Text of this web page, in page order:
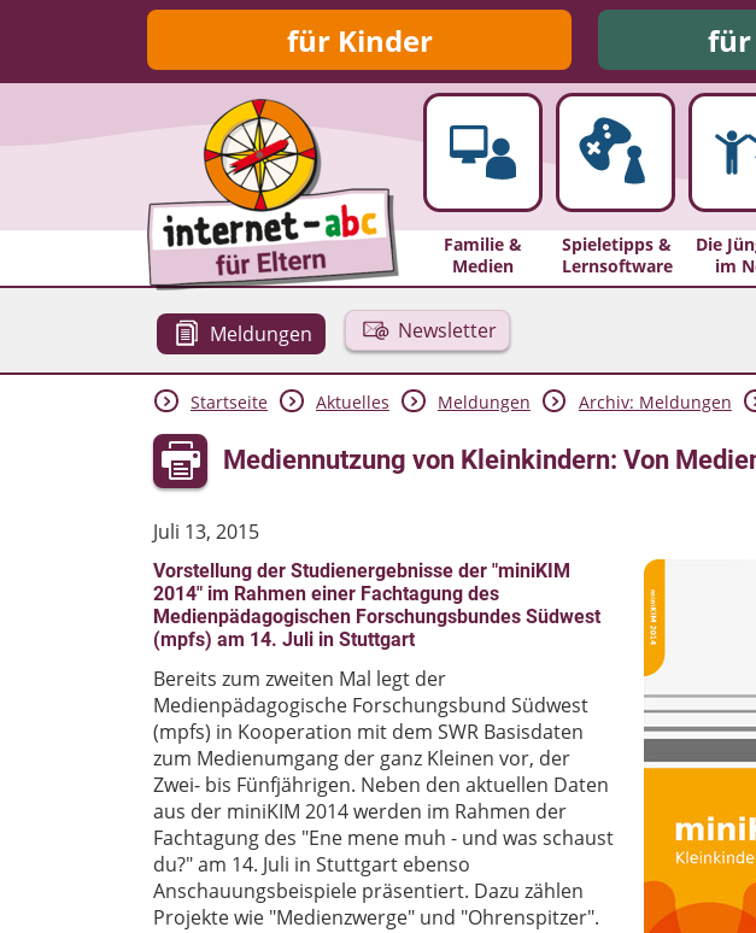
für Kinder für
Familie &
Medien
Spieletipps &
Lernsoftware
Die
im
Meldungen Newsletter
Startseite Aktuelles Meldungen Archiv: Meldungen
Mediennutzung von Kleinkindern: Von
Juli 13, 2015
Vorstellung der Studienergebnisse der "miniKIM
2014" im Rahmen einer Fachtagung des
Medienpädagogischen Forschungsbundes Südwest
(mpfs) am 14. Juli in Stuttgart
Bereits zum zweiten Mal legt der
Medienpädagogische Forschungsbund Südwest
(mpfs) in Kooperation mit dem SWR Basisdaten
zum Medienumgang der ganz Kleinen vor, der
Zwei- bis Fünfjährigen. Neben den aktuellen Daten
aus der miniKIM 2014 werden im Rahmen der
Fachtagung des "Ene mene muh - und was schaust
du?" am 14. Juli in Stuttgart ebenso
Anschauungsbeispiele präsentiert. Dazu zählen
Projekte wie "Medienzwerge" und "Ohrenspitzer".